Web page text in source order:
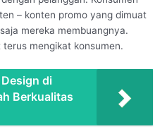
– konten promo yang dimuat
mereka membuangnya.
mengikat konsumen.
di
Berkualitas